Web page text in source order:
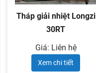
Tháp giải nhiệt Longzi
30RT
Giá: Liên hệ
Xem chi tiết